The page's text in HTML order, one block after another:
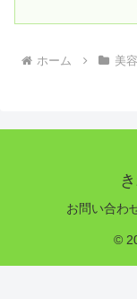
ホーム 美
お問い合わ
©